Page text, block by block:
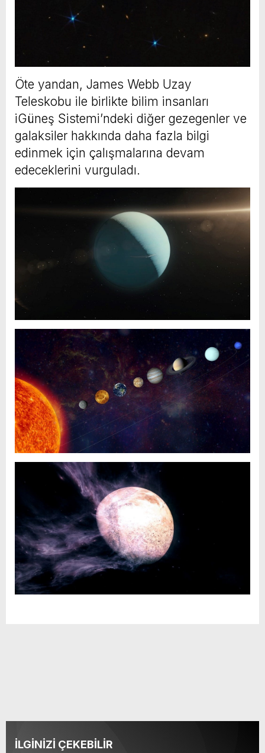
Öte yandan, James Webb Uzay
Teleskobu ile birlikte bilim insanları
iGüneş Sistemi’ndeki diğer gezegenler ve
galaksiler hakkında daha fazla bilgi
edinmek için çalışmalarına devam
edeceklerini vurguladı.
İLGİNİZİ ÇEKEBİLİR